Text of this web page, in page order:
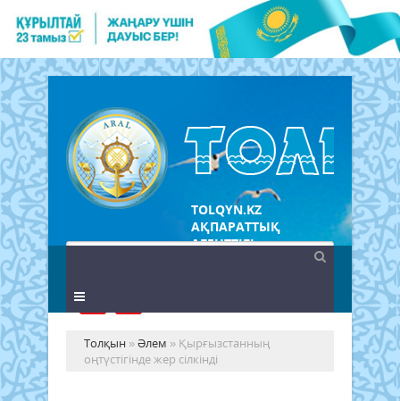
TOLQYN.KZ
АҚПАРАТТЫҚ
АГЕНТТІГІ
Толқын »Әлем » Қырғызстанның
оңтүстігінде жер сілкінді